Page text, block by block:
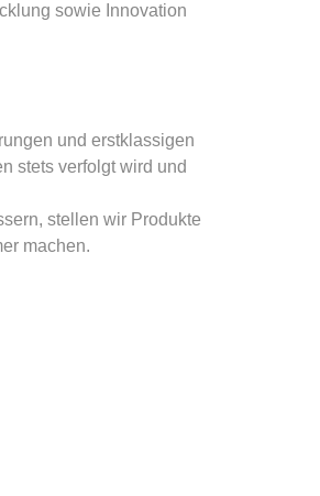
sowie Innovation
und erstklassigen
stets verfolgt wird und
stellen wir Produkte
machen.